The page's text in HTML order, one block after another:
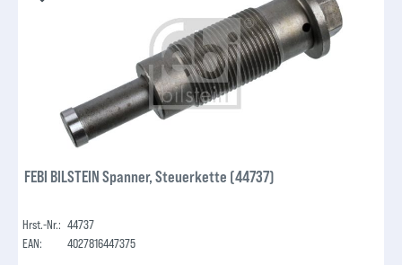
FEBI BILSTEIN Spanner, Steuerkette (44737)
Hrst.-Nr.: 44737
EAN:
4027816447375